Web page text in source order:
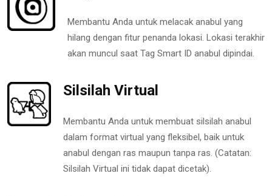
Membantu Anda untuk melacak anabul yang
hilang dengan fitur penanda lokasi. Lokasi terakhir
akan muncul saat Tag Smart ID anabul dipindai.
Silsilah Virtual
Membantu Anda untuk membuat silsilah anabul
dalam format virtual yang fleksibel, baik untuk
anabul dengan ras maupun tanpa ras. (Catatan:
Silsilah Virtual ini tidak dapat dicetak).